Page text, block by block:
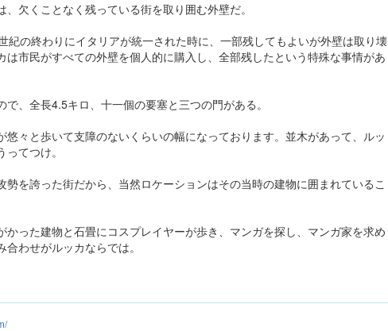
欠くことなく残っている街を取り囲む外壁だ。
紀の終わりにイタリアが統一された時に、一部残してもよいが外壁は取り壊
市民がすべての外壁を個人的に購入し、全部残したという特殊な事情があ
、全長4.5キロ、十一個の要塞と三つの門がある。
々と歩いて支障のないくらいの幅になっております。並木があって、ルッ
てつけ。
を誇った街だから、当然ロケーションはその当時の建物に囲まれているこ
った建物と石畳にコスプレイヤーが歩き、マンガを探し、マンガ家を求め
わせがルッカならでは。